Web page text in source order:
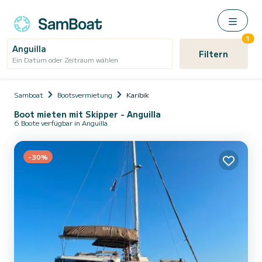
Anguilla
Ein Datum oder Zeitraum wählen Filtern
1
Samboat Bootsvermietung Karibik
Boot mieten mit Skipper - Anguilla
6 Boote verfügbar in Anguilla
-30%